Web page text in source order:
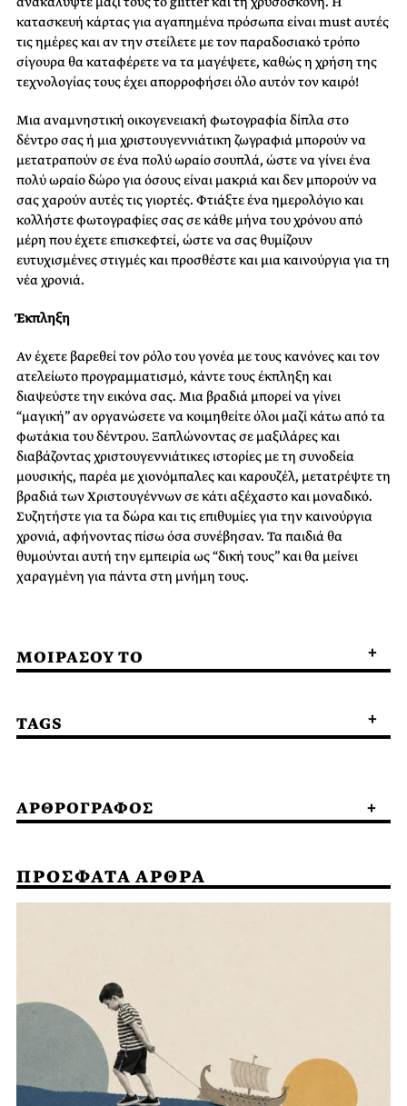
κατασκευή κάρτας για αγαπημένα πρόσωπα είναι must αυτές
τις ημέρες και αν την στείλετε με τον παραδοσιακό τρόπο
σίγουρα θα καταφέρετε να τα μαγέψετε, καθώς η χρήση της
τεχνολογίας τους έχει απορροφήσει όλο αυτόν τον καιρό!
Μια αναμνηστική οικογενειακή φωτογραφία δίπλα στο
δέντρο σας ή μια χριστουγεννιάτικη ζωγραφιά μπορούν να
μετατραπούν σε ένα πολύ ωραίο σουπλά, ώστε να γίνει ένα
πολύ ωραίο δώρο για όσους είναι μακριά και δεν μπορούν να
σας χαρούν αυτές τις γιορτές. Φτιάξτε ένα ημερολόγιο και
κολλήστε φωτογραφίες σας σε κάθε μήνα του χρόνου από
μέρη που έχετε επισκεφτεί, ώστε να σας θυμίζουν
ευτυχισμένες στιγμές και προσθέστε και μια καινούργια για τη
νέα χρονιά.
Έκπληξη
Αν έχετε βαρεθεί τον ρόλο του γονέα με τους κανόνες και τον
ατελείωτο προγραμματισμό, κάντε τους έκπληξη και
διαψεύστε την εικόνα σας. Μια βραδιά μπορεί να γίνει
“μαγική” αν οργανώσετε να κοιμηθείτε όλοι μαζί κάτω από τα
φωτάκια του δέντρου. Ξαπλώνοντας σε μαξιλάρες και
διαβάζοντας χριστουγεννιάτικες ιστορίες με τη συνοδεία
μουσικής, παρέα με χιονόμπαλες και καρουζέλ, μετατρέψτε τη
βραδιά των Χριστουγέννων σε κάτι αξέχαστο και μοναδικό.
Συζητήστε για τα δώρα και τις επιθυμίες για την καινούργια
χρονιά, αφήνοντας πίσω όσα συνέβησαν. Τα παιδιά θα
θυμούνται αυτή την εμπειρία ως “δική τους” και θα μείνει
χαραγμένη για πάντα στη μνήμη τους.
ΜΟΙΡΑΣΟΥ ΤΟ
TAGS
ΑΡΘΡΟΓΡΑΦΟΣ
ΠΡΟΣΦΑΤΑ ΑΡΘΡΑ